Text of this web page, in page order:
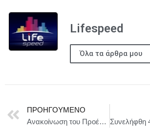
Lifespeed
Όλα τα άρθρα μου
ΠΡΟΗΓΟΎΜΕΝΟ
Ανακοίνωση του Προέδρου του ΙΣΑ Γ.Πατούλη σχετικά με διαφήμιση εμπορικού σκευάσματος